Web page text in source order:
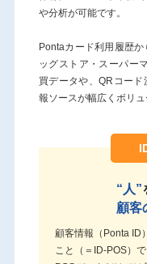
や分析が可能です。
Pontaカード利用履歴
ッグストア・スーパー
買データや、QRコー
報ソースが幅広くボリュ
“人”
顧客
顧客情報（Ponta ID
こと（＝ID-POS）で